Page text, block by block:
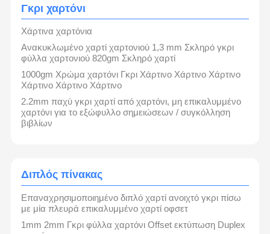
Γκρι χαρτόνι
Χάρτινα χαρτόνια
Ανακυκλωμένο χαρτί χαρτονιού 1,3 mm Σκληρό γκρι
φύλλα χαρτονιού 820gm Σκληρό χαρτί
1000gm Χρώμα χαρτόνι Γκρι Χάρτινο Χάρτινο Χάρτινο
Χάρτινο Χάρτινο Χάρτινο
2.2mm παχύ γκρι χαρτί από χαρτόνι, μη επικαλυμμένο
χαρτόνι για το εξώφυλλο σημειώσεων / συγκόλληση
βιβλίων
Διπλός πίνακας
Επαναχρησιμοποιημένο διπλό χαρτί ανοιχτό γκρι πίσω
με μία πλευρά επικαλυμμένο χαρτί οφσετ
1mm 2mm Γκρι φύλλα χαρτόνι Offset εκτύπωση Duplex